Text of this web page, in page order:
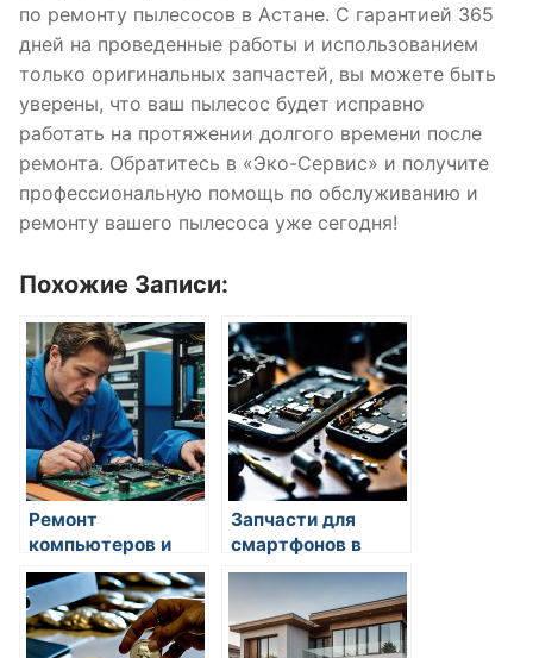
по ремонту пылесосов в Астане. С гарантией 365
дней на проведенные работы и использованием
только оригинальных запчастей, вы можете быть
уверены, что ваш пылесос будет исправно
работать на протяжении долгого времени после
ремонта. Обратитесь в «Эко-Сервис» и получите
профессиональную помощь по обслуживанию и
ремонту вашего пылесоса уже сегодня!
Похожие Записи:
Ремонт
компьютеров и
ноутбуков — в
Подольске и
Московской
области
Запчасти для
смартфонов в
магазине
VibroPlus:
качество и
надежность